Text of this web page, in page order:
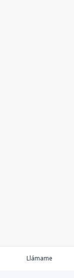
Llámame